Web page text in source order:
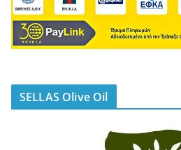
SELLAS Olive Oil